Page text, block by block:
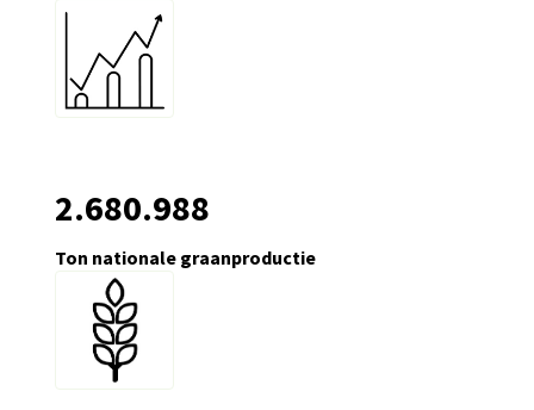
2.680.988
Ton nationale graanproductie